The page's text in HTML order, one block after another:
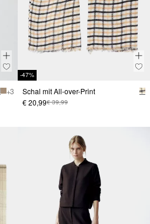
+ 3
-47%
Schal mit All-over-Print
€ 20,99€ 39,99